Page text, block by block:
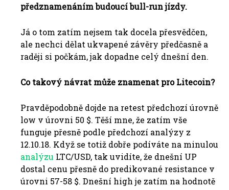
předznamenáním budoucí bull-run jízdy.
Já o tom zatím nejsem tak docela přesvědčen,
ale nechci dělat ukvapené závěry předčasně a
raději si počkám, jak dopadne celý dnešní den.
Co takový návrat může znamenat pro Litecoin?
Pravděpodobně dojde na retest předchozí úrovně
low v úrovni 50 $. Těší mne, že zatím vše
funguje přesně podle předchozí analýzy z
12.10.18. Když se totiž dobře podíváte na minulou
analýzu LTC/USD, tak uvidíte, že dnešní UP
dostal cenu přesně do predikované resistance v
úrovni 57-58 $. Dnešní high je zatím na hodnotě